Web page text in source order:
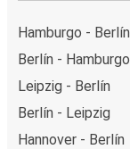
Hamburgo - Berlín
Berlín - Hamburgo
Leipzig - Berlín
Berlín - Leipzig
Hannover - Berlín